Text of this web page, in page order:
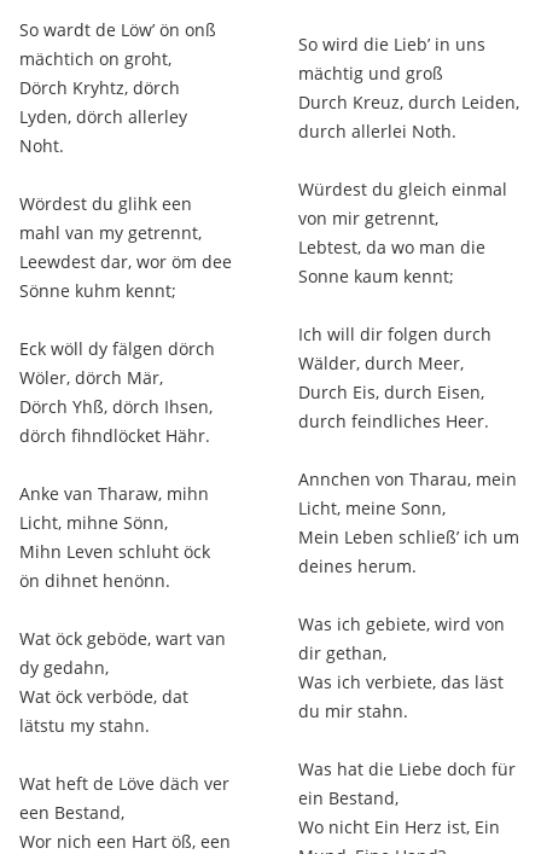
So wardt de Löw’ ön onß
mächtich on groht,
Dörch Kryhtz, dörch
Lyden, dörch allerley
Noht.
Wördest du glihk een
mahl van my getrennt,
Leewdest dar, wor öm dee
Sönne kuhm kennt;
Eck wöll dy fälgen dörch
Wöler, dörch Mär,
Dörch Yhß, dörch Ihsen,
dörch fihndlöcket Hähr.
Anke van Tharaw, mihn
Licht, mihne Sönn,
Mihn Leven schluht öck
ön dihnet henönn.
Wat öck geböde, wart van
dy gedahn,
Wat öck verböde, dat
lätstu my stahn.
Wat heft de Löve däch ver
een Bestand,
Wor nich een Hart öß, een
So wird die Lieb’ in uns
mächtig und groß
Durch Kreuz, durch Leiden,
durch allerlei Noth.
Würdest du gleich einmal
von mir getrennt,
Lebtest, da wo man die
Sonne kaum kennt;
Ich will dir folgen durch
Wälder, durch Meer,
Durch Eis, durch Eisen,
durch feindliches Heer.
Annchen von Tharau, mein
Licht, meine Sonn,
Mein Leben schließ’ ich um
deines herum.
Was ich gebiete, wird von
dir gethan,
Was ich verbiete, das läst
du mir stahn.
Was hat die Liebe doch für
ein Bestand,
Wo nicht Ein Herz ist, Ein